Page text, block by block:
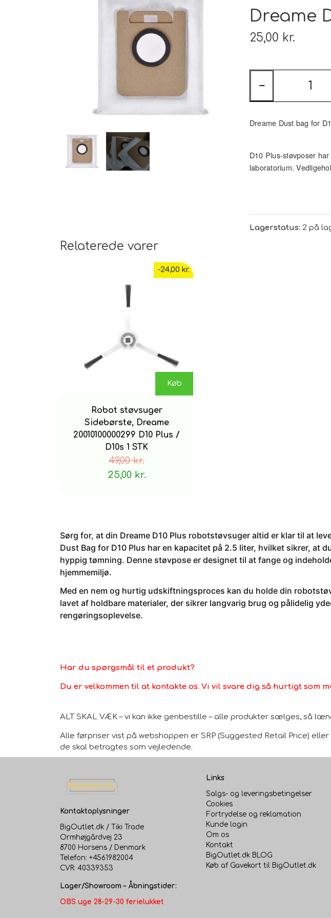
Fotostudie udstyr
DAME
Baby og Barneutstyr
Barnevogne klapvogne og diverse
Dreame
25,00 kr.
−
Dreame Dust bag for
D10 Plus-støvposer
laboratorium.
Lagerstatus: 2 på
Relaterede varer
-24,00 kr.
Køb
Robot støvsuger
Sidebørste, Dreame
20010100000299 D10 Plus /
D10s 1 STK
49,00 kr.
25,00 kr.
Sørg for, at din Dreame D10 Plus robotstøvsuger altid er klar til at
Dust Bag for D10 Plus har en kapacitet på 2.5 liter, hvilket sikrer, at
hyppig tømning. Denne støvpose er designet til at fange og
hjemmemiljø.
Med en nem og hurtig udskiftningsproces kan du holde din
lavet af holdbare materialer, der sikrer langvarig brug og pålidelig
rengøringsoplevelse.
Har du spørgsmål til et produkt?
Du er velkommen til at kontakte os. Vi vil svare dig så hurtigt som
ALT SKAL VÆK – vi kan ikke genbestille – alle produkter sælges, så
Alle førpriser vist på webshoppen er SRP (Suggested Retail Price)
de skal betragtes som vejledende.
Kontaktoplysninger
BigOutlet.dk / Tiki Trade
Ormhøjgårdvej 23
8700 Horsens / Denmark
Telefon: +4561982004
CVR: 40339353
Lager/Showroom – Åbningstider:
OBS uge 28-29-30 ferielukket
Links
Salgs- og leveringsbetingelser
Cookies
Fortrydelse og reklamation
Kunde login
Om os
Kontakt
BigOutlet.dk BLOG
Køb af Gavekort til BigOutlet.dk